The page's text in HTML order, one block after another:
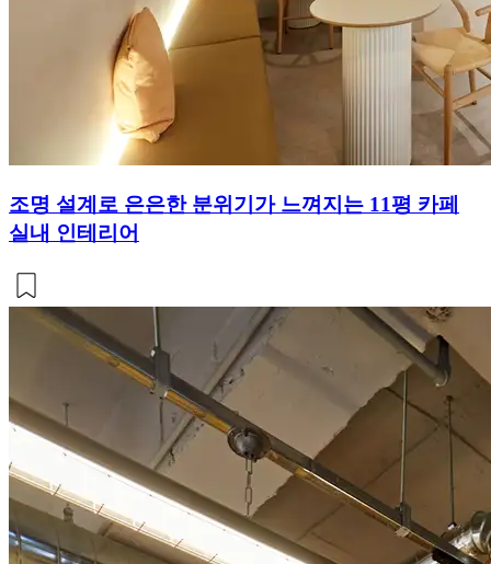
조명 설계로 은은한 분위기가 느껴지는 11평 카페
실내 인테리어